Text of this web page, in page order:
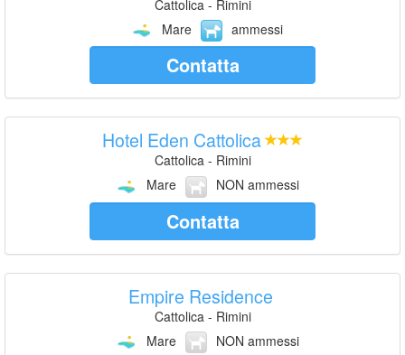
Cattolica - Rimini
Mare
ammessi
Contatta
Hotel Eden Cattolica
Cattolica - Rimini
Mare
NON ammessi
Contatta
Empire Residence
Cattolica - Rimini
Mare
NON ammessi